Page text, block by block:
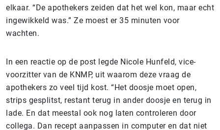
elkaar. “De apothekers zeiden dat het wel kon, maar echt
ingewikkeld was.” Ze moest er 35 minuten voor
wachten.
In een reactie op de post legde Nicole Hunfeld, vice-
voorzitter van de KNMP, uit waarom deze vraag de
apothekers zo veel tijd kost. “Het doosje moet open,
strips gesplitst, restant terug in ander doosje en terug in
lade. En dat meestal ook nog laten controleren door
collega. Dan recept aanpassen in computer en dat niet